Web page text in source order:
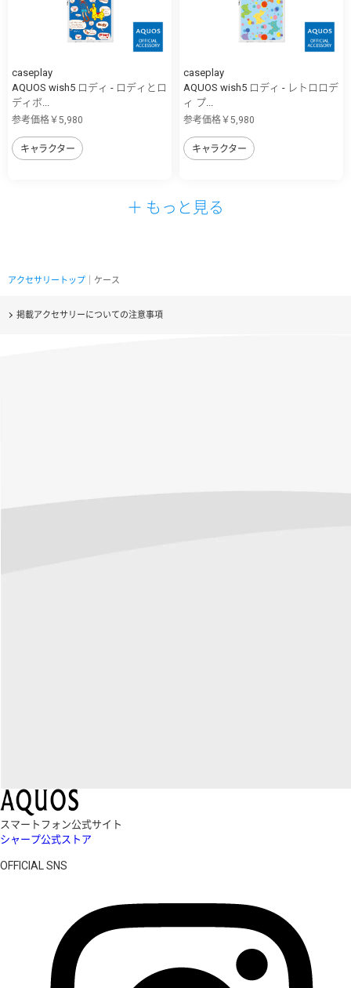
caseplay
AQUOS wish5 ロディ - ロディとロ
ディボ...
参考価格￥5,980
キャラクター
caseplay
AQUOS wish5 ロディ - レトロロデ
ィ プ...
参考価格￥5,980
キャラクター
＋ もっと見る
アクセサリートップ ｜ケース
掲載アクセサリーについての注意事項
スマートフォン公式サイト
シャープ公式ストア
OFFICIAL SNS